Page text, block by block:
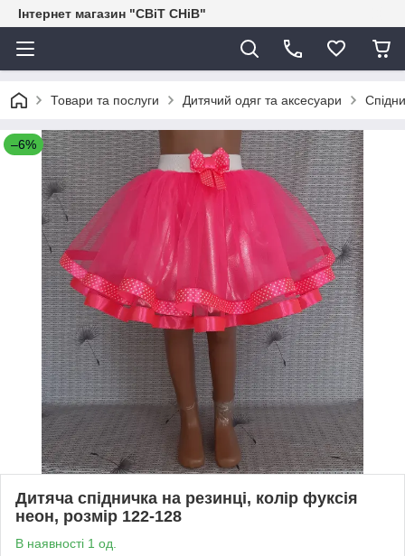
Інтернет магазин "СВіТ СНіВ"
Товари та послуги Дитячий одяг та аксесуари
–6%
Дитяча спідничка на резинці, колір фуксія
неон, розмір 122-128
В наявності 1 од.